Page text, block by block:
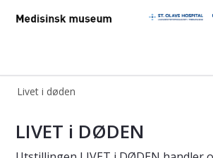
Livet i døden
LIVET i DØDEN